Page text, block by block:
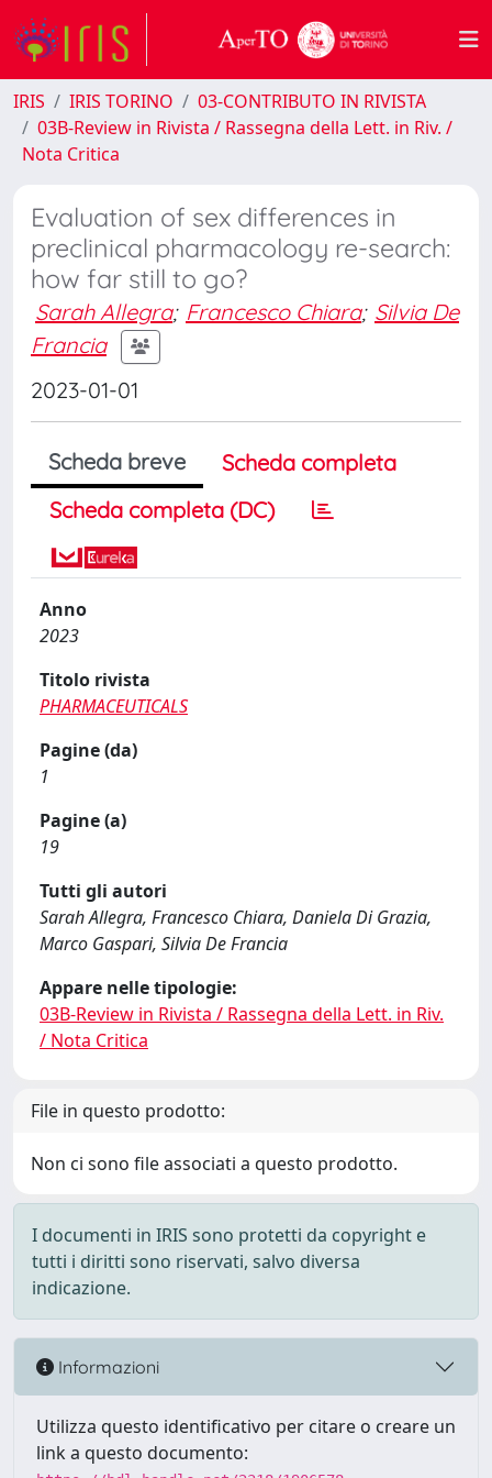
IRIS IRIS TORINO
03-CONTRIBUTO IN RIVISTA
03B-Review in Rivista / Rassegna della Lett. in Riv. /
Nota Critica
Evaluation of sex differences in
preclinical pharmacology re-search:
how far still to go?
Sarah Allegra; Francesco Chiara; Silvia De
Francia
2023-01-01
Scheda breve
Scheda completa
Scheda completa (DC)
Anno
2023
Titolo rivista
PHARMACEUTICALS
Pagine (da)
1
Pagine (a)
19
Tutti gli autori
Sarah Allegra, Francesco Chiara, Daniela Di Grazia,
Marco Gaspari, Silvia De Francia
Appare nelle tipologie:
03B-Review in Rivista / Rassegna della Lett. in Riv.
/ Nota Critica
File in questo prodotto:
Non ci sono file associati a questo prodotto.
I documenti in IRIS sono protetti da copyright e
tutti i diritti sono riservati, salvo diversa
indicazione.
Informazioni
Utilizza questo identificativo per citare o creare un
link a questo documento: